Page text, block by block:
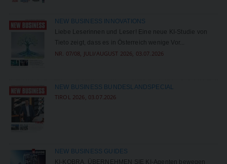
NEW BUSINESS INNOVATIONS
Liebe Leserinnen und Leser! Eine neue KI-Studie von
Tieto zeigt, dass es in Österreich wenige Vor...
NR. 07/08, JULI/AUGUST 2026, 03.07.2026
NEW BUSINESS BUNDESLANDSPECIAL
TIROL 2026, 03.07.2026
NEW BUSINESS GUIDES
KI-KOBRA, ÜBERNEHMEN SIE KI-Agenten bewegen